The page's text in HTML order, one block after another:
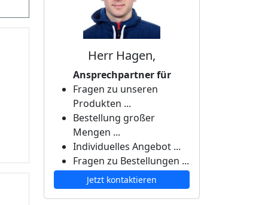
Herr Hagen,
Ansprechpartner für
Fragen zu unseren
Produkten ...
Bestellung großer
Mengen ...
Individuelles Angebot ...
Fragen zu Bestellungen ...
Jetzt kontaktieren